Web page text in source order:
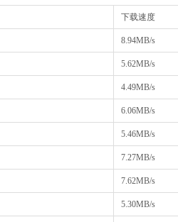
下载速度
8.94MB/s
5.62MB/s
4.49MB/s
6.06MB/s
5.46MB/s
7.27MB/s
7.62MB/s
5.30MB/s